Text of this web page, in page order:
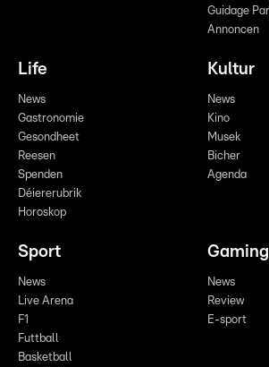
Guidage
Annoncen
Life
News
Gastronomie
Gesondheet
Reesen
Spenden
Déiererubrik
Horoskop
Kultur
News
Kino
Musek
Bicher
Agenda
Sport
News
Live Arena
F1
Futtball
Basketball
Gaming
News
Review
E-sport